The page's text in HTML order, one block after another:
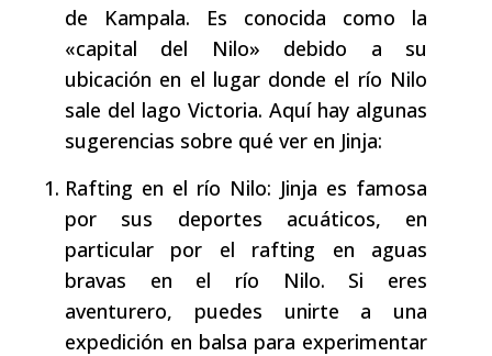
de Kampala. Es conocida como la
«capital del Nilo» debido a su
ubicación en el lugar donde el río Nilo
sale del lago Victoria. Aquí hay algunas
sugerencias sobre qué ver en Jinja:
Rafting en el río Nilo: Jinja es famosa
por sus deportes acuáticos, en
particular por el rafting en aguas
bravas en el río Nilo. Si eres
aventurero, puedes unirte a una
expedición en balsa para experimentar